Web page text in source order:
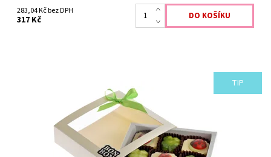
283,04 Kč bez DPH
317 Kč
TIP